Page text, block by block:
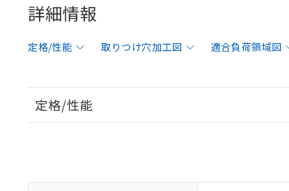
詳細情報
定格/性能 取りつけ穴加工図 適合負荷領域図
定格/性能